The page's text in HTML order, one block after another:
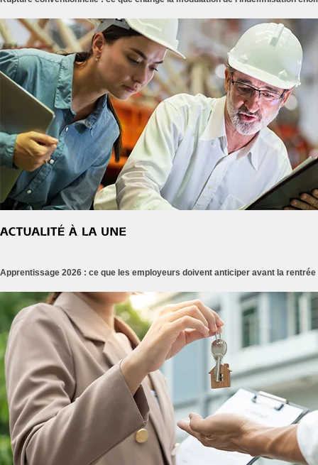
Apprentissage 2026 : ce que les employeurs doivent anticiper avant la rentrée